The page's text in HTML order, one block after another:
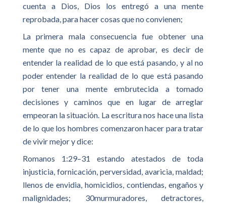
cuenta a Dios, Dios los entregó a una mente
reprobada, para hacer cosas que no convienen;
La primera mala consecuencia fue obtener una
mente que no es capaz de aprobar, es decir de
entender la realidad de lo que está pasando, y al no
poder entender la realidad de lo que está pasando
por tener una mente embrutecida a tomado
decisiones y caminos que en lugar de arreglar
empeoran la situación. La escritura nos hace una lista
de lo que los hombres comenzaron hacer para tratar
de vivir mejor y dice:
Romanos 1:29–31 estando atestados de toda
injusticia, fornicación, perversidad, avaricia, maldad;
llenos de envidia, homicidios, contiendas, engaños y
malignidades; 30murmuradores, detractores,